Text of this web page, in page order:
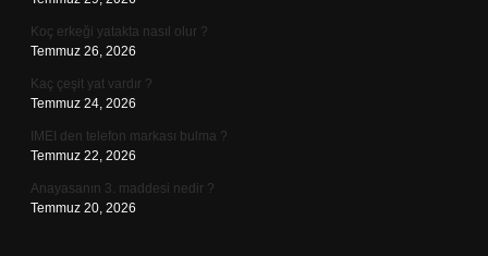
Koç erkeği yatakta nasıl olur ?
Temmuz 26, 2026
Kaç çeşit yat vardır ?
Temmuz 24, 2026
IMEI den telefon markası bulma ?
Temmuz 22, 2026
Anayasanın 3. maddesi nedir ?
Temmuz 20, 2026